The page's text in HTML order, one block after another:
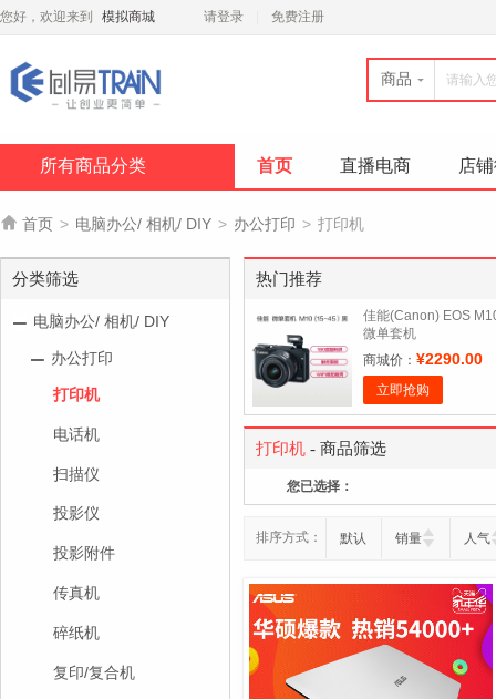
您好，欢迎来到 模拟商城 请登录 免费注册
商品
所有商品分类 首页 直播电商 店
 首页 > 电脑办公/ 相机/ DIY > 办公打印 > 打印机
分类筛选
电脑办公/ 相机/ DIY
办公打印
打印机
电话机
扫描仪
投影仪
投影附件
传真机
碎纸机
复印/复合机
热门推荐
佳能(Canon) EOS
微单套机
商城价： ¥2290.00
立即抢购
打印机 - 商品筛选
您已选择：
排序方式： 默认 销量 人气